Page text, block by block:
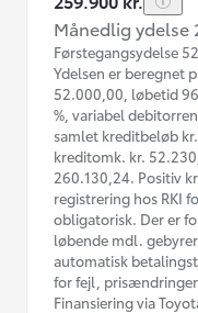
Månedlig ydelse
Førstegangsydelse
Ydelsen er beregnet
52.000,00, løbetid
%, variabel
samlet kreditbeløb
kreditomk. kr.
260.130,24. Positiv
registrering hos RKI
obligatorisk. Der er
løbende mdl.
automatisk
for fejl,
Finansiering via